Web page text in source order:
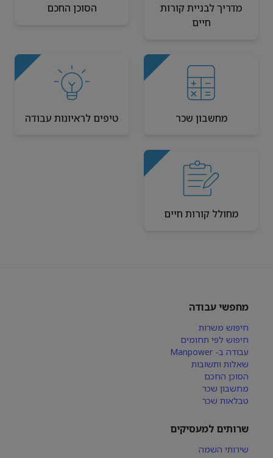
מדריך לבניית קורות
חיים
הסוכן החכם
מחשבון שכר טיפים לראיונות עבודה
מחולל קורות חיים
מחפשי עבודה
חיפוש משרות
חיפוש לפי תחומים
עבודה ב- Manpower
שאלות ותשובות
הסוכן החכם
מחשבון שכר
טבלאות שכר
שרותים למעסיקים
שירותי השמה